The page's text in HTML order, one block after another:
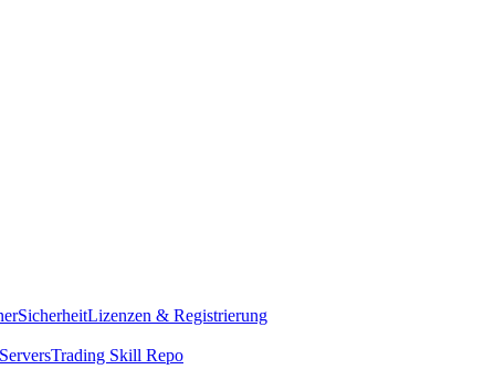
SicherheitLizenzen & Registrierung
Trading Skill Repo